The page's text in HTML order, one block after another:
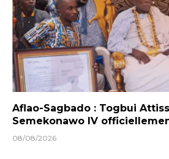
Aflao-Sagbado : Togbui
Semekonawo IV
08/08/2026